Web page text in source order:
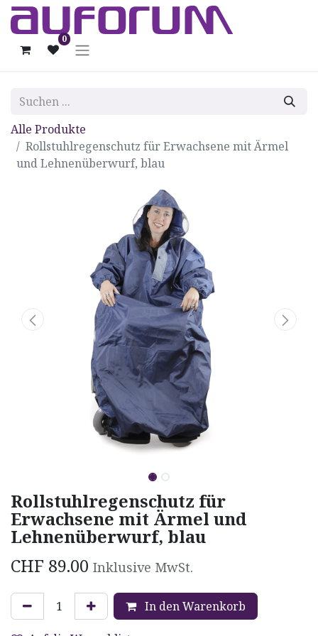
0
Alle Produkte
Rollstuhlregenschutz für Erwachsene mit Ärmel
und Lehnenüberwurf, blau
Rollstuhlregenschutz für
Erwachsene mit Ärmel und
Lehnenüberwurf, blau
CHF 89.00 Inklusive MwSt.
In den Warenkorb